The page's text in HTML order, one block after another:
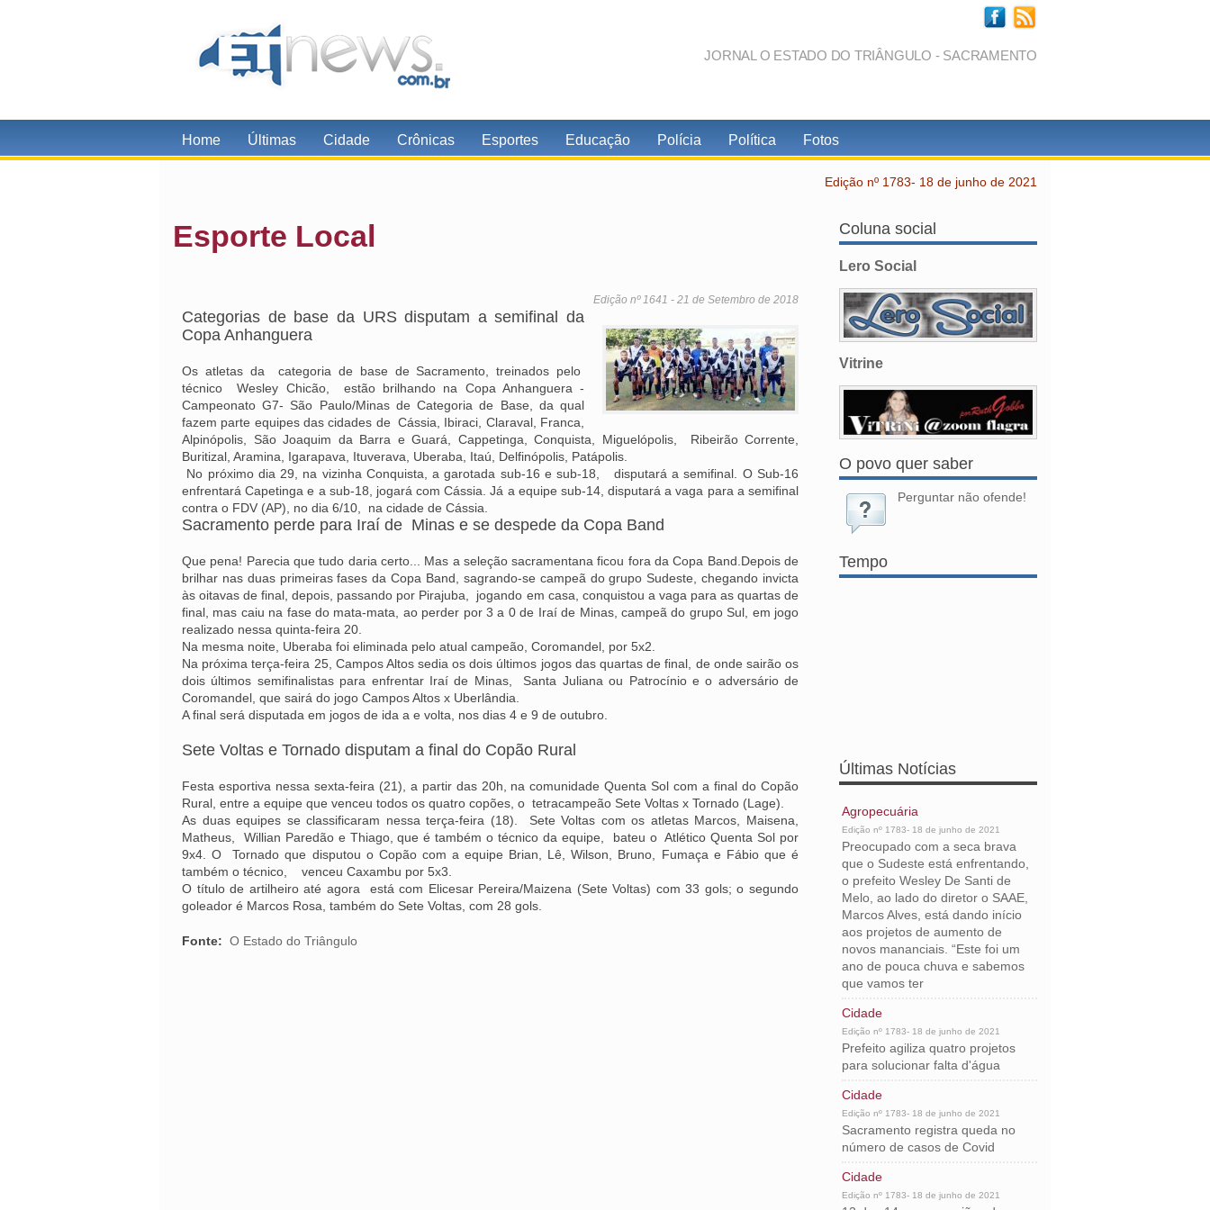
JORNAL O ESTADO DO TRIÂNGULO - SACRAMENTO
Home Últimas Cidade Crônicas Esportes Educação Polícia Política Fotos
Edição nº 1783- 18 de junho de 2021
Esporte Local
Edição nº 1641 - 21 de Setembro de 2018
Categorias de base da URS disputam a semifinal da
Copa Anhanguera
Os atletas da categoria de base de Sacramento, treinados pelo
técnico Wesley Chicão, estão brilhando na Copa Anhanguera -
Campeonato G7- São Paulo/Minas de Categoria de Base, da qual
fazem parte equipes das cidades de Cássia, Ibiraci, Claraval, Franca,
Alpinópolis, São Joaquim da Barra e Guará, Cappetinga, Conquista, Miguelópolis, Ribeirão Corrente,
Buritizal, Aramina, Igarapava, Ituverava, Uberaba, Itaú, Delfinópolis, Patápolis.
No próximo dia 29, na vizinha Conquista, a garotada sub-16 e sub-18, disputará a semifinal. O Sub-16
enfrentará Capetinga e a sub-18, jogará com Cássia. Já a equipe sub-14, disputará a vaga para a semifinal
contra o FDV (AP), no dia 6/10, na cidade de Cássia.
Sacramento perde para Iraí de Minas e se despede da Copa Band
Que pena! Parecia que tudo daria certo... Mas a seleção sacramentana ficou fora da Copa Band.Depois de
brilhar nas duas primeiras fases da Copa Band, sagrando-se campeã do grupo Sudeste, chegando invicta
às oitavas de final, depois, passando por Pirajuba, jogando em casa, conquistou a vaga para as quartas de
final, mas caiu na fase do mata-mata, ao perder por 3 a 0 de Iraí de Minas, campeã do grupo Sul, em jogo
realizado nessa quinta-feira 20.
Na mesma noite, Uberaba foi eliminada pelo atual campeão, Coromandel, por 5x2.
Na próxima terça-feira 25, Campos Altos sedia os dois últimos jogos das quartas de final, de onde sairão os
dois últimos semifinalistas para enfrentar Iraí de Minas, Santa Juliana ou Patrocínio e o adversário de
Coromandel, que sairá do jogo Campos Altos x Uberlândia.
A final será disputada em jogos de ida a e volta, nos dias 4 e 9 de outubro.
Sete Voltas e Tornado disputam a final do Copão Rural
Festa esportiva nessa sexta-feira (21), a partir das 20h, na comunidade Quenta Sol com a final do Copão
Rural, entre a equipe que venceu todos os quatro copões, o tetracampeão Sete Voltas x Tornado (Lage).
As duas equipes se classificaram nessa terça-feira (18). Sete Voltas com os atletas Marcos, Maisena,
Matheus, Willian Paredão e Thiago, que é também o técnico da equipe, bateu o Atlético Quenta Sol por
9x4. O Tornado que disputou o Copão com a equipe Brian, Lê, Wilson, Bruno, Fumaça e Fábio que é
também o técnico, venceu Caxambu por 5x3.
O título de artilheiro até agora está com Elicesar Pereira/Maizena (Sete Voltas) com 33 gols; o segundo
goleador é Marcos Rosa, também do Sete Voltas, com 28 gols.
Fonte: O Estado do Triângulo
Coluna social
Lero Social
Vitrine
O povo quer saber
Perguntar não ofende!
Tempo
Últimas Notícias
Agropecuária
Edição nº 1783- 18 de junho de 2021
Preocupado com a seca brava
que o Sudeste está enfrentando,
o prefeito Wesley De Santi de
Melo, ao lado do diretor o SAAE,
Marcos Alves, está dando início
aos projetos de aumento de
novos mananciais. “Este foi um
ano de pouca chuva e sabemos
que vamos ter
Cidade
Edição nº 1783- 18 de junho de 2021
Prefeito agiliza quatro projetos
para solucionar falta d'água
Cidade
Edição nº 1783- 18 de junho de 2021
Sacramento registra queda no
número de casos de Covid
Cidade
Edição nº 1783- 18 de junho de 2021